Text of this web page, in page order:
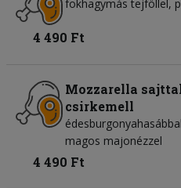
fokhagymás tejföllel,
4 490 Ft
Mozzarella
csirkemell
magos majonézzel
4 490 Ft